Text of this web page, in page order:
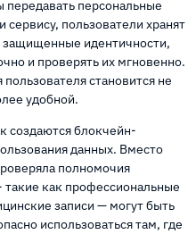
передавать персональные
пользователи хранят
защищенные идентичности,
и проверять их мгновенно.
становится не
удобной.
создаются блокчейн-
данных. Вместо
полномочия
как профессиональные
записи — могут быть
использоваться там, где